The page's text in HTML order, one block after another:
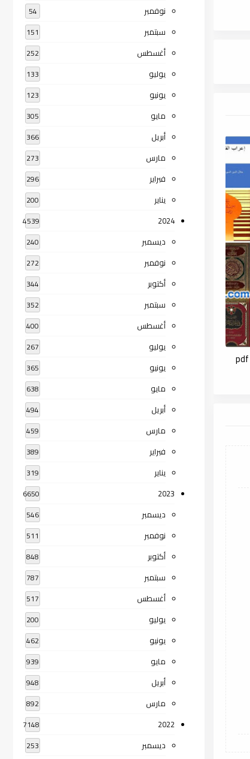
نوفمبر 54
سبتمبر 151
أغسطس 252
يوليو 133
يونيو 123
مايو 305
أبريل 366
مارس 273
فبراير 296
يناير 200
2024
4539
ديسمبر 240
نوفمبر 272
أكتوبر 344
سبتمبر 352
أغسطس 400
يوليو 267
يونيو 365
مايو 638
أبريل 494
مارس 459
فبراير 389
يناير 319
2023
6650
ديسمبر 546
نوفمبر 511
أكتوبر 848
سبتمبر 787
أغسطس 517
يوليو 200
يونيو 462
مايو 939
أبريل 948
مارس 892
2022
7148
ديسمبر 253